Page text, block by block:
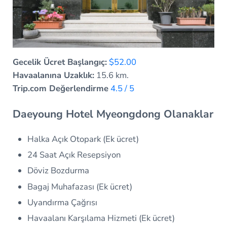
Gecelik Ücret Başlangıç: $52.00
Havaalanına Uzaklık:15.6 km.
Trip.com Değerlendirme 4.5 / 5
Daeyoung Hotel Myeongdong Olanaklar
Halka Açık Otopark (Ek ücret)
24 Saat Açık Resepsiyon
Döviz Bozdurma
Bagaj Muhafazası (Ek ücret)
Uyandırma Çağrısı
Havaalanı Karşılama Hizmeti (Ek ücret)